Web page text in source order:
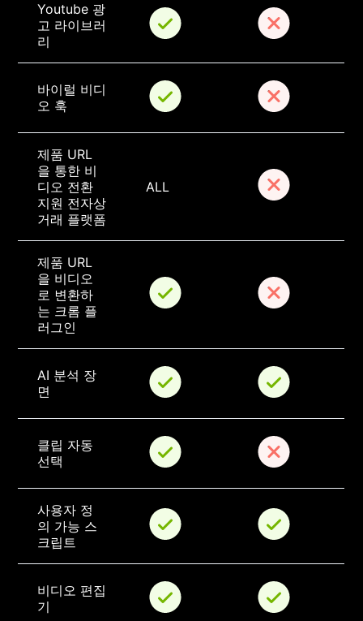
Youtube 광
고 라이브러
리
바이럴 비디
오 훅
제품 URL
을 통한 비
디오 전환
지원 전자상
거래 플랫폼
ALL
제품 URL
을 비디오
로 변환하
는 크롬 플
러그인
AI 분석 장
면
클립 자동
선택
사용자 정
의 가능 스
크립트
비디오 편집
기